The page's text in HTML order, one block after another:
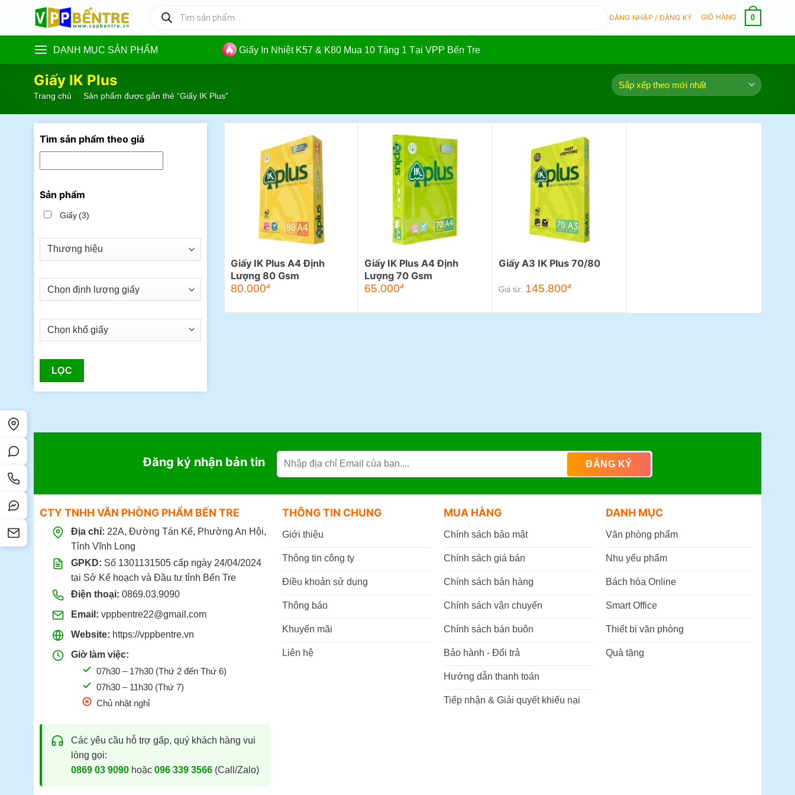
content
kiếm
phẩm
ĐĂNG NHẬP / ĐĂNG KÝ GIỎ HÀNG 0
DANH MỤC SẢN PHẨM Giấy In Nhiệt K57 & K80 Mua 10 Tặng 1 Tại VPP Bến Tre
Giấy IK Plus
Trang chủ Sản phẩm được gắn thẻ “Giấy IK Plus”
Tìm sản phẩm theo giá
Sản phẩm
Giấy(3)
LỌC
Giấy IK Plus A4 Định
Lượng 80 Gsm
80.000đ
Giấy IK Plus A4 Định
Lượng 70 Gsm
65.000đ
Giấy A3 IK Plus 70/80
Giá từ: 145.800đ
Đăng ký nhận bản tin
CTY TNHH VĂN PHÒNG PHẨM BẾN TRE
Địa chỉ: 22A, Đường Tán Kế, Phường An Hội,
Tỉnh Vĩnh Long
GPKD: Số 1301131505 cấp ngày 24/04/2024
tại Sở Kế hoạch và Đầu tư tỉnh Bến Tre
Điện thoại: 0869.03.9090
Email: vppbentre22@gmail.com
Website: https://vppbentre.vn
Giờ làm việc:
07h30 – 17h30 (Thứ 2 đến Thứ 6)
07h30 – 11h30 (Thứ 7)
Chủ nhật nghỉ
Các yêu cầu hỗ trợ gấp, quý khách hàng vui
lòng gọi:
0869 03 9090hoặc 096 339 3566(Call/Zalo)
THÔNG TIN CHUNG
Giới thiệu
Thông tin công ty
Điều khoản sử dụng
Thông báo
Khuyến mãi
Liên hệ
MUA HÀNG
Chính sách bảo mật
Chính sách giá bán
Chính sách bán hàng
Chính sách vận chuyển
Chính sách bán buôn
Bảo hành - Đổi trả
Hướng dẫn thanh toán
Tiếp nhận & Giải quyết khiếu nại
DANH MỤC
Văn phòng phẩm
Nhu yếu phẩm
Bách hóa Online
Smart Office
Thiết bị văn phòng
Quà tặng